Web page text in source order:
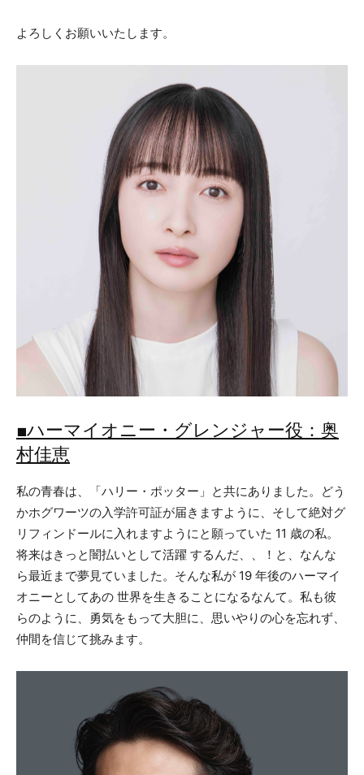
よろしくお願いいたします。
■ハーマイオニー・グレンジャー役：奥
村佳恵
私の青春は、「ハリー・ポッター」と共にありました。どう
かホグワーツの入学許可証が届きますように、そして絶対グ
リフィンドールに入れますようにと願っていた 11 歳の私。
将来はきっと闇払いとして活躍 するんだ、、！と、なんな
ら最近まで夢見ていました。そんな私が 19 年後のハーマイ
オニーとしてあの 世界を生きることになるなんて。私も彼
らのように、勇気をもって大胆に、思いやりの心を忘れず、
仲間を信じて挑みます。